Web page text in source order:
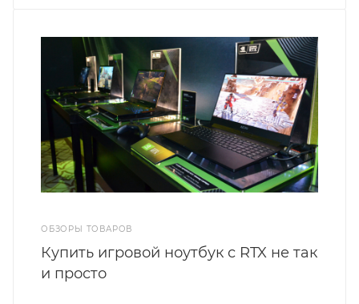
ОБЗОРЫ ТОВАРОВ
Купить игровой ноутбук с RTX не так
и просто